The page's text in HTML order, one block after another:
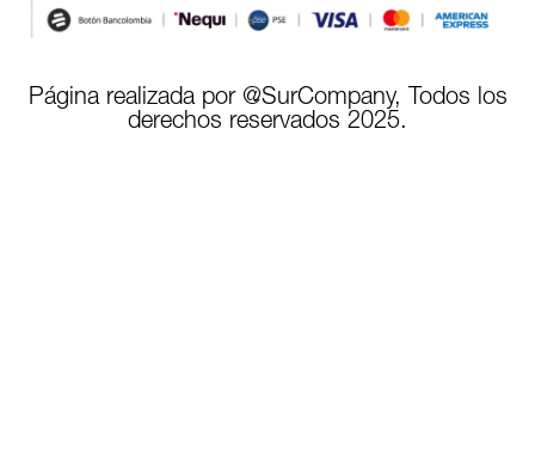
Página realizada por @SurCompany, Todos los
derechos reservados 2025.